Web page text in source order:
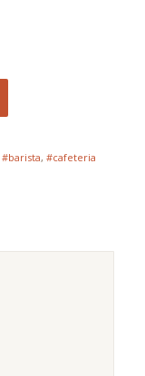
#barista, #cafeteria